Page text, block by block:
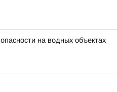
на водных объектах